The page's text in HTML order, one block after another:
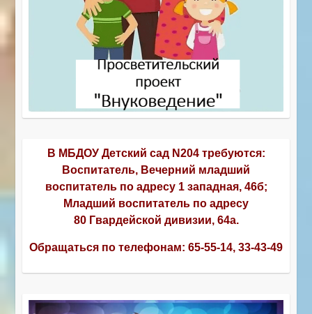
В МБДОУ Детский сад N204 требуются:
Воспитатель, Вечерний младший
воспитатель по адресу 1 западная, 46б;
Младший воспитатель по адресу
80 Гвардейской дивизии, 64а.
Обращаться по телефонам: 65-55-14, 33-43-49